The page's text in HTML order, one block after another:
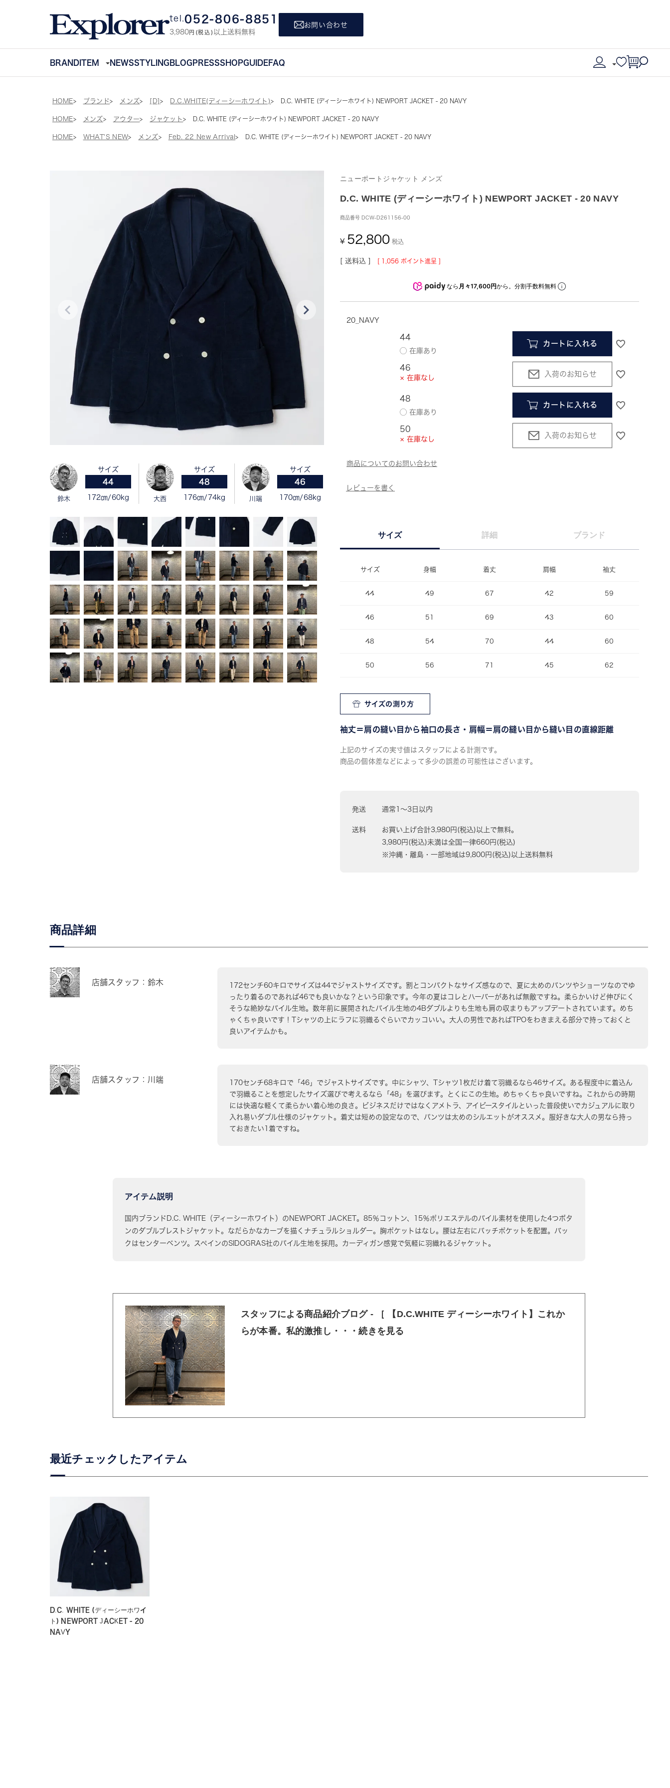
tel.052-806-8851
3,980円(税込)以上送料無料
お問い合わせ
BRANDITEM NEWSSTYLINGBLOGPRESSSHOPGUIDEFAQ
HOME ブランド メンズ [D] D.C.WHITE(ディーシーホワイト) D.C. WHITE (ディーシーホワイト) NEWPORT JACKET - 20 NAVY
HOME メンズ アウター ジャケット D.C. WHITE (ディーシーホワイト) NEWPORT JACKET - 20 NAVY
HOME WHAT'S NEW メンズ Feb. 22 New Arrival D.C. WHITE (ディーシーホワイト) NEWPORT JACKET - 20 NAVY
鈴木
サイズ
44
172㎝/60kg 大西
サイズ
48
176㎝/74kg 川端
サイズ
46
170㎝/68kg
ニューポートジャケット メンズ
D.C. WHITE (ディーシーホワイト) NEWPORT JACKET - 20 NAVY
商品番号 DCW-D261156-00
¥ 52,800 税込
送料込 [ 1,056 ポイント進呈 ]
なら 月々17,600円から。分割手数料無料
20_NAVY
44
カートに入れる
46
× 在庫なし 入荷のお知らせ
48
カートに入れる
50
× 在庫なし 入荷のお知らせ
サイズ 詳細 ブランド
サイズ 身幅 着丈 肩幅 袖丈
44 49 67 42 59
46 51 69 43 60
48 54 70 44 60
50 56 71 45 62
サイズの測り方
袖丈＝肩の縫い目から袖口の長さ・肩幅＝肩の縫い目から縫い目の直線距離
上記のサイズの実寸値はスタッフによる計測です。
商品の個体差などによって多少の誤差の可能性はございます。
発送 通常1〜3日以内
送料
お買い上げ合計3,980円(税込)以上で無料。
3,980円(税込)未満は全国一律660円(税込)
※沖縄・離島・一部地域は9,800円(税込)以上送料無料
商品詳細
店舗スタッフ：鈴木
172センチ60キロでサイズは44でジャストサイズです。割とコンパクトなサイズ感なので、夏に太めのパンツやショーツなのでゆ
ったり着るのであれば46でも良いかな？という印象です。今年の夏はコレとハーバーがあれば無敵ですね。柔らかいけど伸びにく
そうな絶妙なパイル生地。数年前に展開されたパイル生地の4Bダブルよりも生地も肩の収まりもアップデートされています。めち
ゃくちゃ良いです！Tシャツの上にラフに羽織るぐらいでカッコいい。大人の男性であればTPOをわきまえる部分で持っておくと
良いアイテムかも。
店舗スタッフ：川端
170センチ68キロで「46」でジャストサイズです。中にシャツ、Tシャツ1枚だけ着て羽織るなら46サイズ。ある程度中に着込ん
で羽織ることを想定したサイズ選びで考えるなら「48」を選びます。とくにこの生地。めちゃくちゃ良いですね。これからの時期
には快適な軽くて柔らかい着心地の良さ。ビジネスだけではなくアメトラ、アイビースタイルといった普段使いでカジュアルに取り
入れ易いダブル仕様のジャケット。着丈は短めの設定なので、パンツは太めのシルエットがオススメ。服好きな大人の男なら持っ
ておきたい1着ですね。
アイテム説明
国内ブランドD.C. WHITE（ディーシーホワイト）のNEWPORT JACKET。85％コットン、15％ポリエステルのパイル素材を使用した4つボタ
ンのダブルブレストジャケット。なだらかなカーブを描くナチュラルショルダー。胸ポケットはなし。腰は左右にパッチポケットを配置。バッ
クはセンターベンツ。スペインのSIDOGRAS社のパイル生地を採用。カーディガン感覚で気軽に羽織れるジャケット。
スタッフによる商品紹介ブログ - ［ 【D.C.WHITE ディーシーホワイト】これか
らが本番。私的激推し・・・続きを見る
D.C. WHITE (ディーシーホワイ
ト) NEWPORT JACKET - 20
NAVY